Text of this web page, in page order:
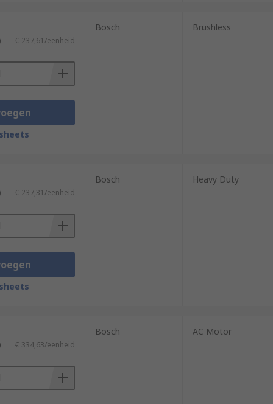
€ 237,61/eenheid
Bosch Brushless
€ 237,31/eenheid
Bosch Heavy Duty
€ 334,63/eenheid
Bosch AC Motor